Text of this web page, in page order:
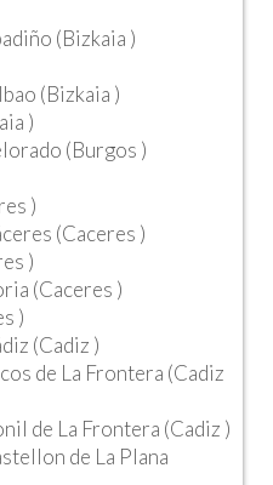
(Bizkaia )
(Bizkaia )
)
(Burgos )
)
(Caceres )
)
(Caceres )
)
(Cadiz )
de La Frontera (Cadiz
de La Frontera (Cadiz )
de La Plana